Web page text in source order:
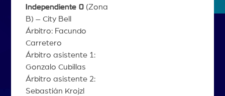
Independiente 0(Zona
B) – City Bell
Árbitro: Facundo
Carretero
Árbitro asistente 1:
Gonzalo Cubillas
Árbitro asistente 2:
Sebastián Krojzl